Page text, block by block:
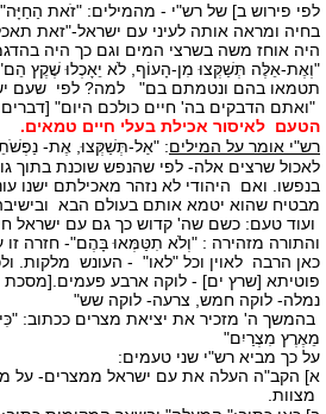
לפי פירוש ב] של רש"י - מהמילים: "זֹאת
בחיה ומראה אותה לעיני עם ישראל-"זאת
היה אוחז משה בשרצי המים וגם כך היה
"וְאֶת-אֵלֶּה תְּשַׁקְּצוּ מִן-הָעוֹף, לֹא יֵאָכְלוּ שֶׁקֶץ הֵם"
תטמאו בהם ונטמתם בם" למה? לפי שעם
"ואתם הדבקים בה' חיים כולכם היום"
הטעם לאיסור אכילת בעלי חיים טמאים.
רש"י אומר על המילים: "אַל-תְּשַׁקְּצוּ, אֶת-
לאכול שרצים אלה- לפי שהנפש שוכנת
בנפשו. ואם היהודי לא נזהר מאכילתם ישנו
מבטיח שהוא יטמא אותם בעולם הבא
ועוד טעם: כשם שה' קדוש כך גם עם ישראל
והתורה מזהירה : "וְלֹא תִטַּמְּאוּ בָּהֶם"- חזרה
כאן הרבה לאוין וכל "לאו" - העונש מלקות.
פוטיתא [שרץ ים] - לוקה ארבע פעמים.[מסכת
נמלה- לוקה חמש, צרעה- לוקה שש"
בהמשך ה' מזכיר את יציאת מצרים ככתוב:
מֵאֶרֶץ מִצְרַיִם"
על כך מביא רש"י שני טעמים:
א] הקב"ה העלה את עם ישראל ממצרים- על
מצוות.